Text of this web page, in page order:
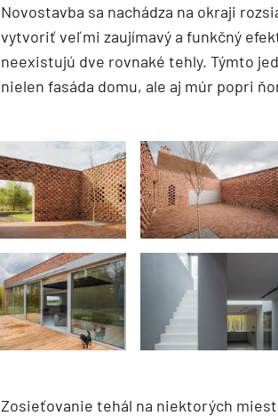
Novostavba sa nachádza na okraji
vytvoriť veľmi zaujímavý a funkčný
neexistujú dve rovnaké tehly. Týmto
nielen fasáda domu, ale aj múr popri
Zosieťovanie tehál na niektorých